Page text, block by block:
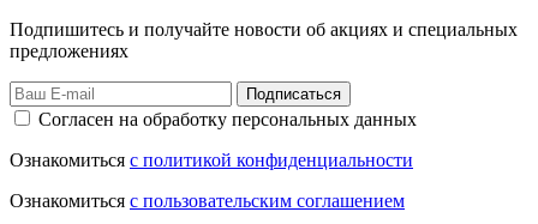
Подпишитесь и получайте новости об акциях и специальных
предложениях
Подписаться
Согласен на обработку персональных данных
Ознакомиться с политикой конфиденциальности
Ознакомиться с пользовательским соглашением